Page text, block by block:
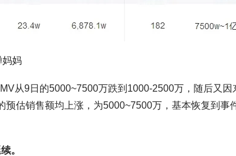
妈妈
从9日的5000~7500万跌到1000-2500万，随后又因
估销售额均上涨，为5000~7500万，基本恢复到事
。